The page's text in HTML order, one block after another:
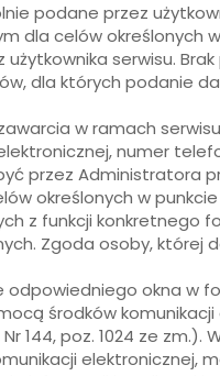
podane przez
dla celów określonych w
serwisu.
dla których podanie
w ramach
numer
przez Administratora
określonych w punkcie
z funkcji konkretnego
Zgoda osoby, której
odpowiedniego okna w
środków komunikacji
144, poz. 1024 ze zm.).
elektronicznej,